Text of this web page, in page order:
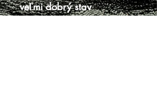
veľmi dobrý stav